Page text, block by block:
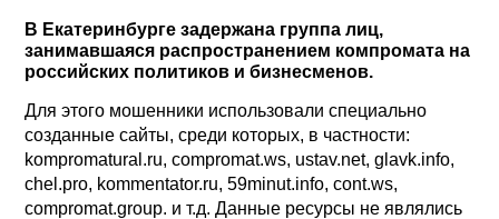
В Екатеринбурге задержана группа лиц,
занимавшаяся распространением компромата на
российских политиков и бизнесменов.
Для этого мошенники использовали специально
созданные сайты, среди которых, в частности:
kompromatural.ru, compromat.ws, ustav.net, glavk.info,
chel.pro, kommentator.ru, 59minut.info, cont.ws,
compromat.group. и т.д. Данные ресурсы не являлись